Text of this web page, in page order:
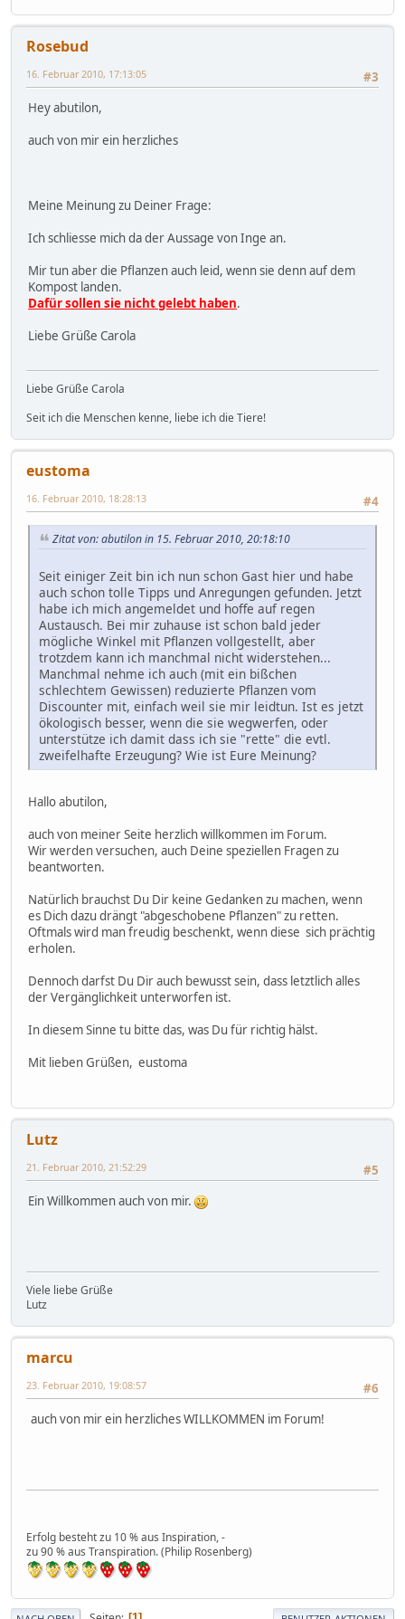
Rosebud
#3
16. Februar 2010, 17:13:05
Hey abutilon,
auch von mir ein herzliches
Meine Meinung zu Deiner Frage:
Ich schliesse mich da der Aussage von Inge an.
Mir tun aber die Pflanzen auch leid, wenn sie denn auf dem
Kompost landen.
Dafür sollen sie nicht gelebt haben.
Liebe Grüße Carola
Liebe Grüße Carola
Seit ich die Menschen kenne, liebe ich die Tiere!
eustoma
#4
16. Februar 2010, 18:28:13
Zitat von: abutilon in 15. Februar 2010, 20:18:10
Seit einiger Zeit bin ich nun schon Gast hier und habe
auch schon tolle Tipps und Anregungen gefunden. Jetzt
habe ich mich angemeldet und hoffe auf regen
Austausch. Bei mir zuhause ist schon bald jeder
mögliche Winkel mit Pflanzen vollgestellt, aber
trotzdem kann ich manchmal nicht widerstehen...
Manchmal nehme ich auch (mit ein bißchen
schlechtem Gewissen) reduzierte Pflanzen vom
Discounter mit, einfach weil sie mir leidtun. Ist es jetzt
ökologisch besser, wenn die sie wegwerfen, oder
unterstütze ich damit dass ich sie "rette" die evtl.
zweifelhafte Erzeugung? Wie ist Eure Meinung?
Hallo abutilon,
auch von meiner Seite herzlich willkommen im Forum.
Wir werden versuchen, auch Deine speziellen Fragen zu
beantworten.
Natürlich brauchst Du Dir keine Gedanken zu machen, wenn
es Dich dazu drängt "abgeschobene Pflanzen" zu retten.
Oftmals wird man freudig beschenkt, wenn diese sich prächtig
erholen.
Dennoch darfst Du Dir auch bewusst sein, dass letztlich alles
der Vergänglichkeit unterworfen ist.
In diesem Sinne tu bitte das, was Du für richtig hälst.
Mit lieben Grüßen, eustoma
Lutz
#5
21. Februar 2010, 21:52:29
Ein Willkommen auch von mir.
Viele liebe Grüße
Lutz
marcu
#6
23. Februar 2010, 19:08:57
auch von mir ein herzliches WILLKOMMEN im Forum!
Erfolg besteht zu 10 % aus Inspiration, -
zu 90 % aus Transpiration. (Philip Rosenberg)